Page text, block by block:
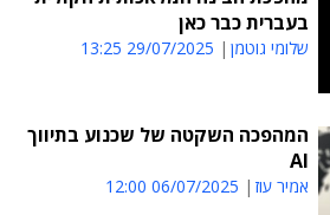
בעברית כבר כאן
שלומי גוטמן 29/07/2025 13:25
המהפכה השקטה של שכנוע בתיווך
AI
אמיר עוז 06/07/2025 12:00